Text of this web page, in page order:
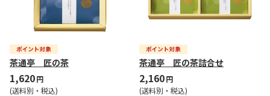
茶通亭 匠の茶
1,620円
(送料別・税込)
茶通亭 匠の茶詰合せ
2,160円
(送料別・税込)